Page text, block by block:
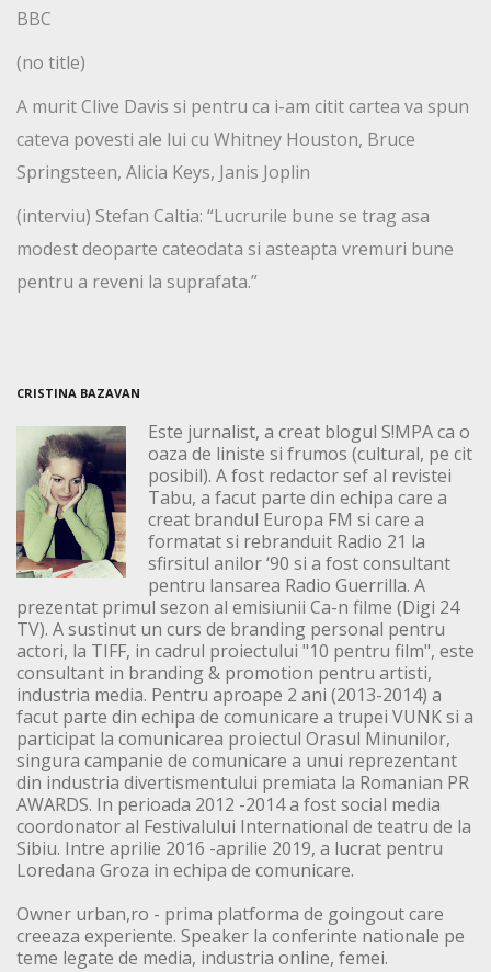
BBC
(no title)
A murit Clive Davis si pentru ca i-am citit cartea va spun
cateva povesti ale lui cu Whitney Houston, Bruce
Springsteen, Alicia Keys, Janis Joplin
(interviu) Stefan Caltia: “Lucrurile bune se trag asa
modest deoparte cateodata si asteapta vremuri bune
pentru a reveni la suprafata.”
CRISTINA BAZAVAN
Este jurnalist, a creat blogul S!MPA ca o
oaza de liniste si frumos (cultural, pe cit
posibil). A fost redactor sef al revistei
Tabu, a facut parte din echipa care a
creat brandul Europa FM si care a
formatat si rebranduit Radio 21 la
sfirsitul anilor ‘90 si a fost consultant
pentru lansarea Radio Guerrilla. A
prezentat primul sezon al emisiunii Ca-n filme (Digi 24
TV). A sustinut un curs de branding personal pentru
actori, la TIFF, in cadrul proiectului "10 pentru film", este
consultant in branding & promotion pentru artisti,
industria media. Pentru aproape 2 ani (2013-2014) a
facut parte din echipa de comunicare a trupei VUNK si a
participat la comunicarea proiectul Orasul Minunilor,
singura campanie de comunicare a unui reprezentant
din industria divertismentului premiata la Romanian PR
AWARDS. In perioada 2012 -2014 a fost social media
coordonator al Festivalului International de teatru de la
Sibiu. Intre aprilie 2016 -aprilie 2019, a lucrat pentru
Loredana Groza in echipa de comunicare.
Owner urban,ro - prima platforma de goingout care
creeaza experiente. Speaker la conferinte nationale pe
teme legate de media, industria online, femei.